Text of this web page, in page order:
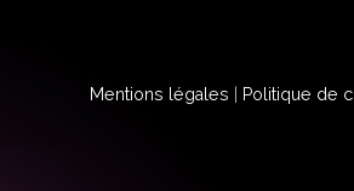
Mentions légales Politique de